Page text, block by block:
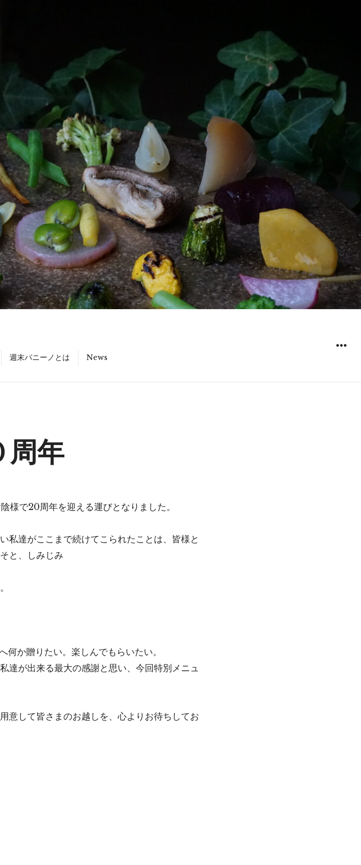
週末パニーノとは News
周年
で20周年を迎える運びとなりました。
私達がここまで続けてこられたことは、皆様と
と、しみじみ
か贈りたい。楽しんでもらいたい。
達が出来る最大の感謝と思い、今回特別メニュ
意して皆さまのお越しを、心よりお待ちしてお